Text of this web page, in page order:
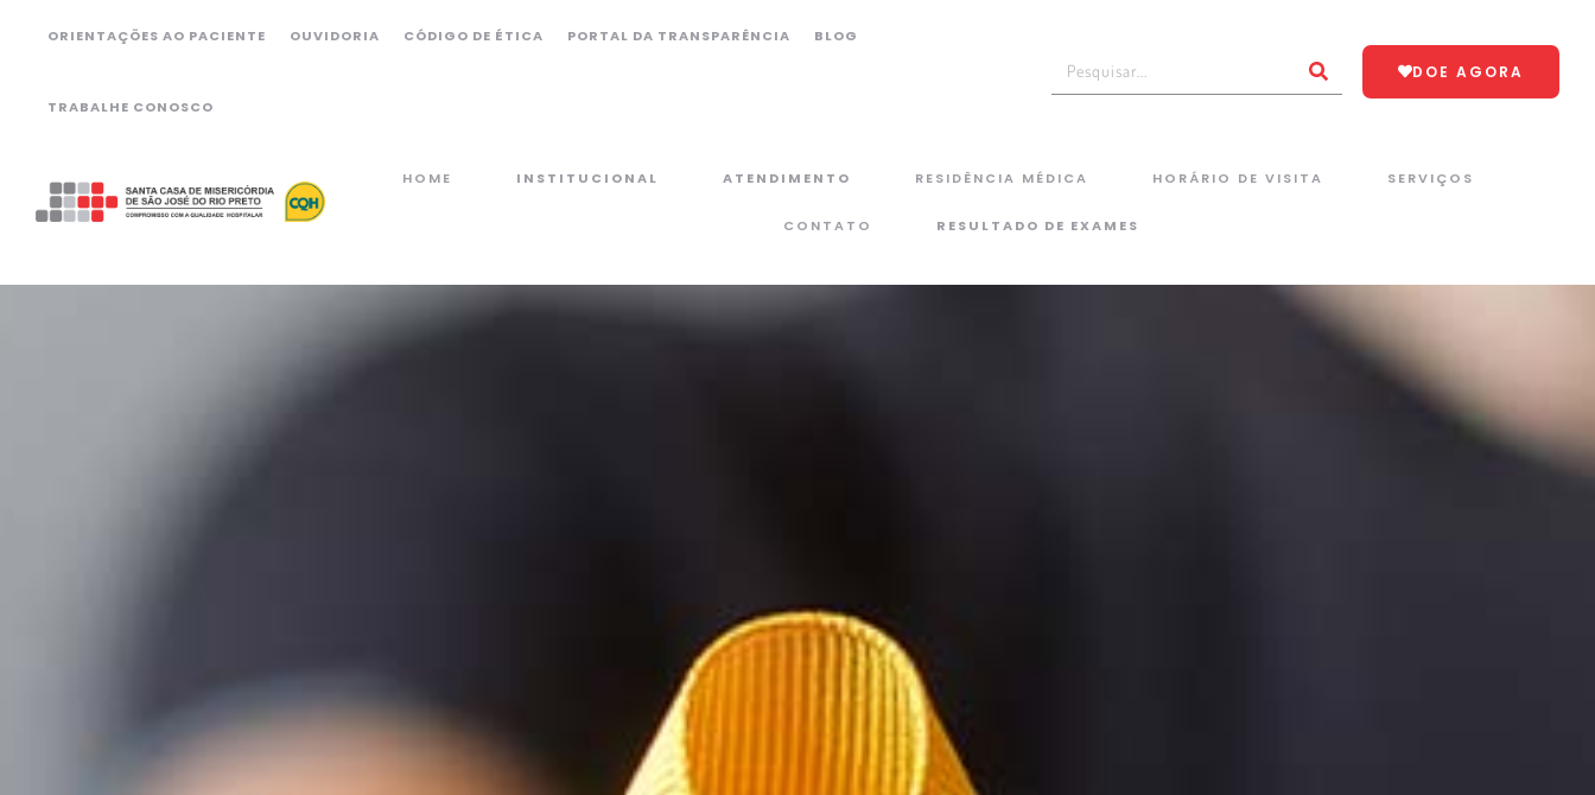
ORIENTAÇÕES AO PACIENTE OUVIDORIA CÓDIGO DE ÉTICA PORTAL DA TRANSPARÊNCIA BLOG
TRABALHE CONOSCO
DOE AGORA
HOME INSTITUCIONAL ATENDIMENTO RESIDÊNCIA MÉDICA HORÁRIO DE VISITA SERVIÇOS
CONTATO RESULTADO DE EXAMES